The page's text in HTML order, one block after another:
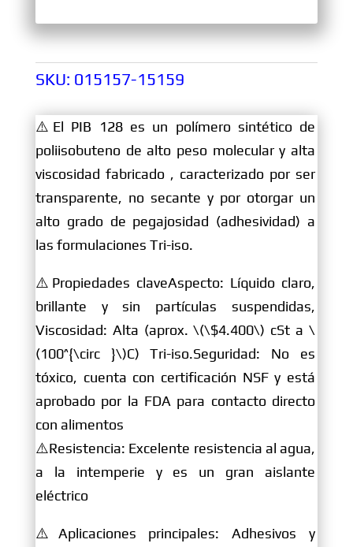
SKU: 015157-15159
⚠️El PIB 128 es un polímero sintético de
poliisobuteno de alto peso molecular y alta
viscosidad fabricado , caracterizado por ser
transparente, no secante y por otorgar un
alto grado de pegajosidad (adhesividad) a
las formulaciones Tri-iso.
⚠️Propiedades claveAspecto: Líquido claro,
brillante y sin partículas suspendidas,
Viscosidad: Alta (aprox. \(\$4.400\) cSt a \
(100^{\circ }\)C) Tri-iso.Seguridad: No es
tóxico, cuenta con certificación NSF y está
aprobado por la FDA para contacto directo
con alimentos
⚠️Resistencia: Excelente resistencia al agua,
a la intemperie y es un gran aislante
eléctrico
⚠️Aplicaciones principales: Adhesivos y